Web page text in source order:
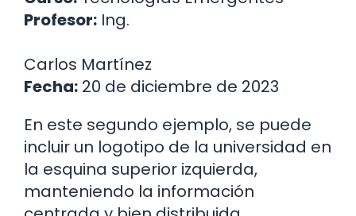
Profesor: Ing.
Carlos Martínez
Fecha: 20 de diciembre de 2023
En este segundo ejemplo, se puede
incluir un logotipo de la universidad en
la esquina superior izquierda,
manteniendo la información